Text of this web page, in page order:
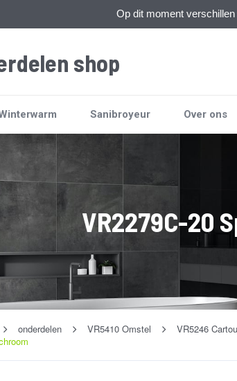
Op dit moment
shop
Sanibroyeur Over ons
VR2279C-20
onderdelen VR5410 Omstel VR5246